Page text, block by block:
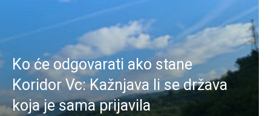
Ko će odgovarati ako stane
Koridor Vc: Kažnjava li se država
koja je sama prijavila